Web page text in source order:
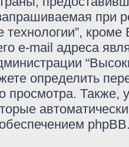
при
технологии”,
e-mail адреса
определить
просмотра. Также,